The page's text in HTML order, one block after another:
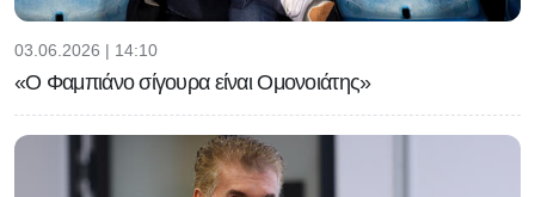
03.06.2026 | 14:10
«Ο Φαμπιάνο σίγουρα είναι Ομονοιάτης»